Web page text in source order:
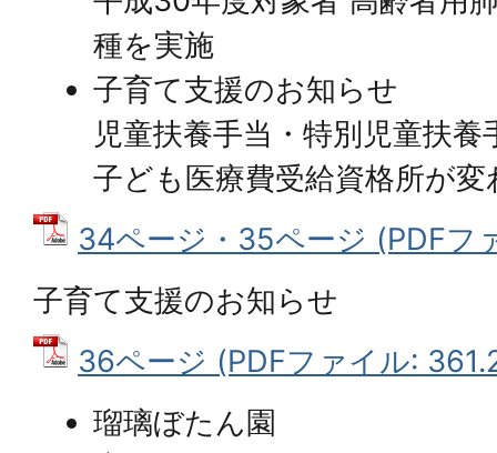
種を実施
子育て支援のお知らせ
児童扶養手当・特別児童扶
子ども医療費受給資格所が
34ページ・35ページ (PDFフ
子育て支援のお知らせ
36ページ (PDFファイル:
瑠璃ぼたん園